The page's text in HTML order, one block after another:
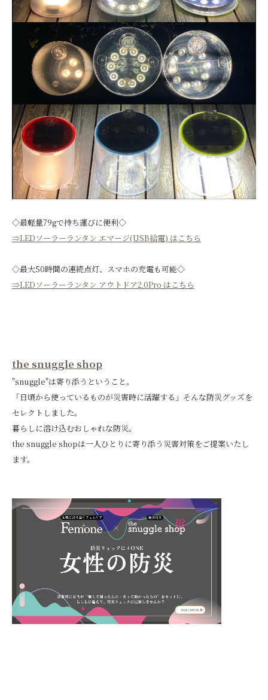
◇最軽量79gで持ち運びに便利◇
⇒LEDソーラーランタン エマージ(USB給電) はこちら
◇最大50時間の連続点灯、スマホの充電も可能◇
⇒LEDソーラーランタン アウトドア2.0Pro はこちら
the snuggle shop
"snuggle"は寄り添うということ。
「日頃から使っているものが災害時に活躍する」そんな防災グッズを
セレクトしました。
暮らしに溶け込むおしゃれな防災。
the snuggle shopは一人ひとりに寄り添う災害対策をご提案いたし
ます。